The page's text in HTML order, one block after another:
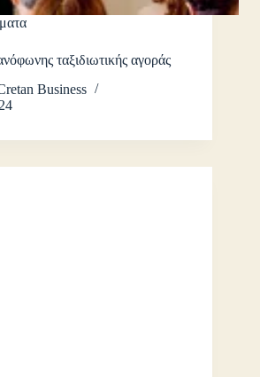
ταξιδιωτικής αγοράς
Business